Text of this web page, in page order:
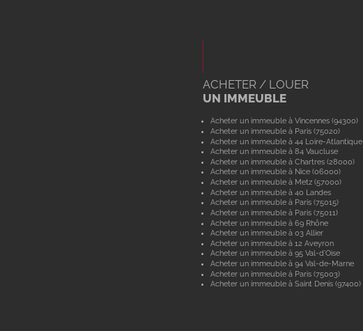
ACHETER / LOUER
UN IMMEUBLE
Acheter un immeuble à Vincennes (94300)
Acheter un immeuble à Paris (75020)
Acheter un immeuble à 44 Loire-Atlantique
Acheter un immeuble à 84 Vaucluse
Acheter un immeuble à Chartres (28000)
Acheter un immeuble à Nice (06000)
Acheter un immeuble à Metz (57000)
Acheter un immeuble à 40 Landes
Acheter un immeuble à Paris (75015)
Acheter un immeuble à Paris (75011)
Acheter un immeuble à 69 Rhône
Acheter un immeuble à 03 Allier
Acheter un immeuble à 12 Aveyron
Acheter un immeuble à 95 Val-d'Oise
Acheter un immeuble à 94 Val-de-Marne
Acheter un immeuble à Paris (75003)
Acheter un immeuble à Saint Denis (97400)